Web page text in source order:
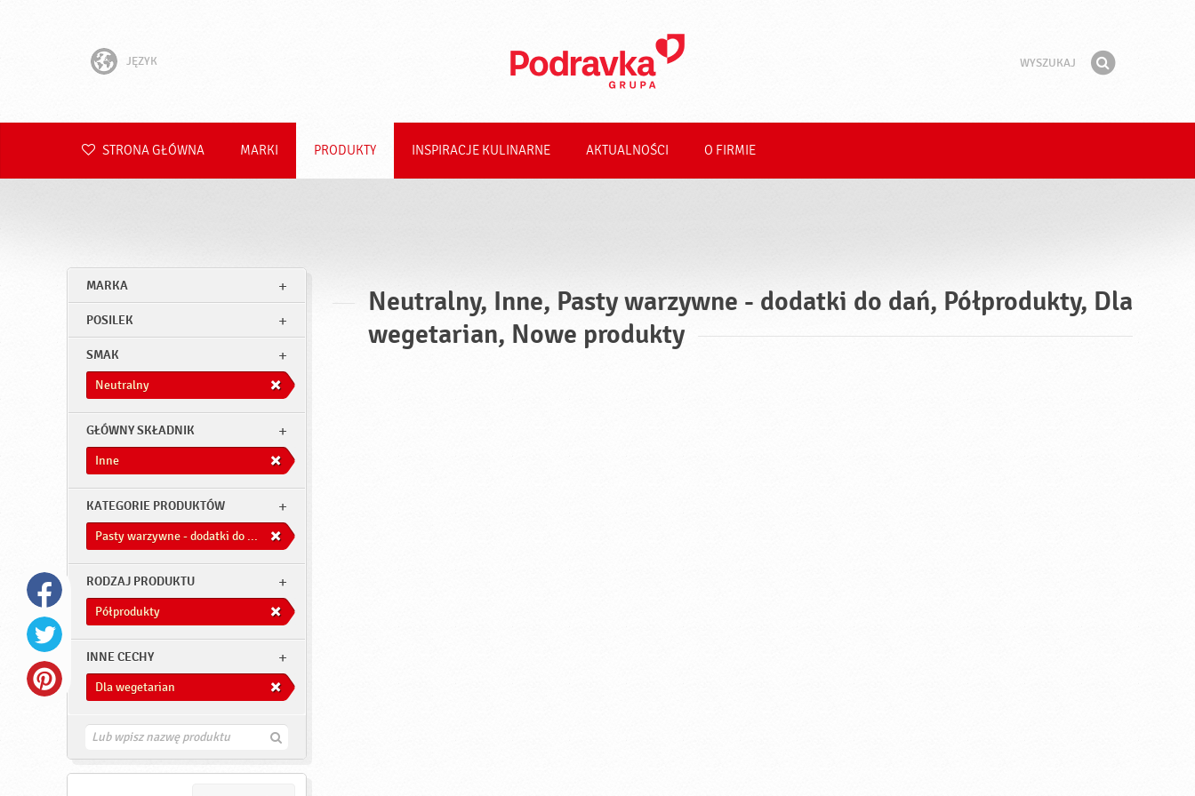
JĘZYK
Hrvatski
Română
Deutsch
STRONA GŁÓWNA MARKI PRODUKTY INSPIRACJE KULINARNE AKTUALNOŚCI O FIRMIE
MARKA
POSILEK
SMAK
Neutralny
GŁÓWNY SKŁADNIK
Inne
KATEGORIE PRODUKTÓW
Pasty warzywne - dodatki do dań
RODZAJ PRODUKTU
Półprodukty
INNE CECHY
Dla wegetarian
Z
Neutralny, Inne, Pasty warzywne - dodatki do dań, Półprodukty, Dla
wegetarian, Nowe produkty